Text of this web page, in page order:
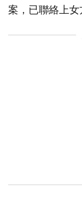
案，已聯絡上女